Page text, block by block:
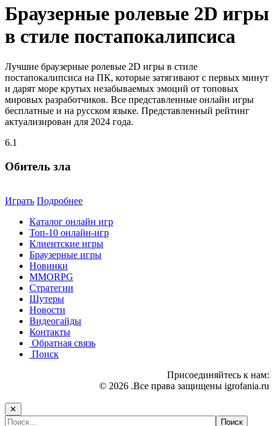
Браузерные ролевые 2D игры
в стиле постапокалипсиса
Лучшие браузерные ролевые 2D игры в стиле
постапокалипсиса на ПК, которые затягивают с первых минут
и дарят море крутых незабываемых эмоций от топовых
мировых разработчиков. Все представленные онлайн игры
бесплатные и на русском языке. Представленный рейтинг
актуализирован для 2024 года.
6.1
Обитель зла
Играть Подробнее
Каталог онлайн игр
Топ-10 онлайн-игр
Клиентские игры
Браузерные игры
Новинки
MMORPG
Стратегии
Шутеры
Новости
Видеогайды
Контакты
Обратная связь
Поиск
Присоединяйтесь к нам:
© 2026 .Все права защищены igrofania.ru
✕